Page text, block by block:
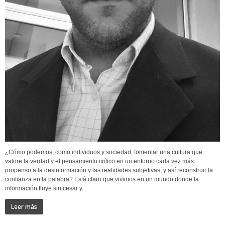
¿Cómo podemos, como individuos y sociedad, fomentar una cultura que
valore la verdad y el pensamiento crítico en un entorno cada vez más
propenso a la desinformación y las realidades subjetivas, y así reconstruir la
confianza en la palabra? Está claro que vivimos en un mundo donde la
información fluye sin cesar y...
Leer más